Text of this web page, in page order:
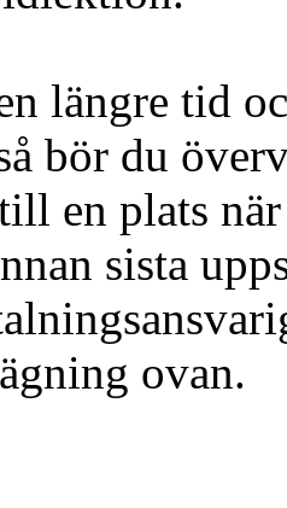
längre tid
bör du
en plats
sista
ovan.